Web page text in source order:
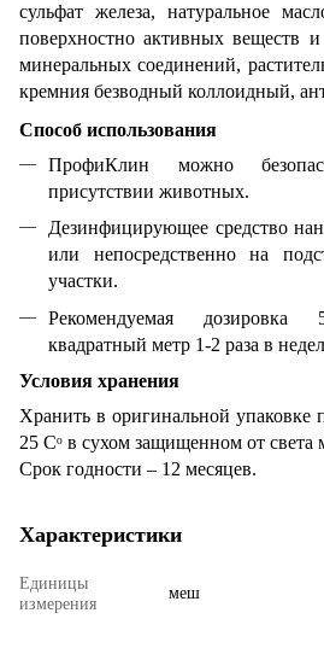
сульфат железа, натуральное
поверхностно активных веществ
минеральных соединений,
кремния безводный коллоидный,
Способ использования
ПрофиКлин можно
присутствии животных.
Дезинфицирующее средство
или непосредственно на
участки.
Рекомендуемая
квадратный метр 1-2 раза в
Условия хранения
Хранить в оригинальной упаковке
25 Сᵒ в сухом защищенном от света
Срок годности – 12 месяцев.
Характеристики
Единицы
измерения
меш